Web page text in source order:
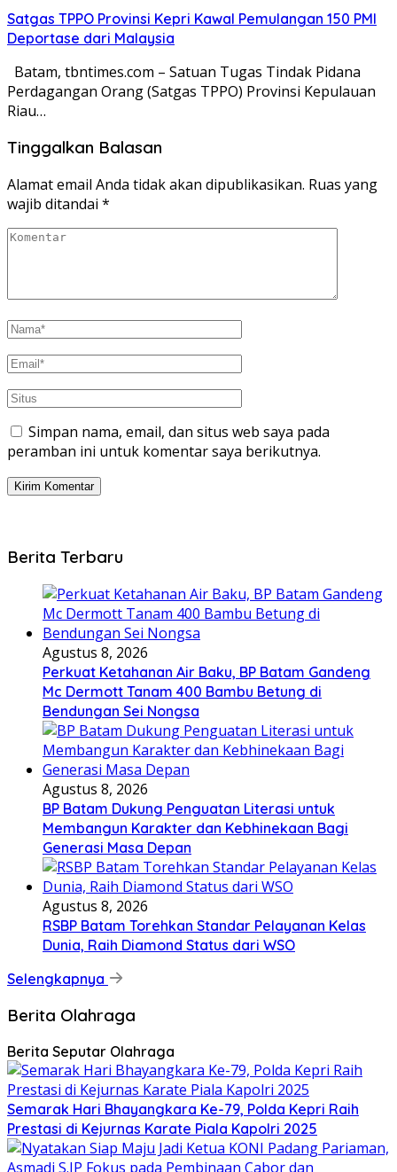
Satgas TPPO Provinsi Kepri Kawal Pemulangan 150 PMI
Deportase dari Malaysia
Batam, tbntimes.com – Satuan Tugas Tindak Pidana
Perdagangan Orang (Satgas TPPO) Provinsi Kepulauan
Riau…
Tinggalkan Balasan
Alamat email Anda tidak akan dipublikasikan. Ruas yang
wajib ditandai *
Simpan nama, email, dan situs web saya pada
peramban ini untuk komentar saya berikutnya.
Berita Terbaru
Agustus 8, 2026
Perkuat Ketahanan Air Baku, BP Batam Gandeng
Mc Dermott Tanam 400 Bambu Betung di
Bendungan Sei Nongsa
Agustus 8, 2026
BP Batam Dukung Penguatan Literasi untuk
Membangun Karakter dan Kebhinekaan Bagi
Generasi Masa Depan
Agustus 8, 2026
RSBP Batam Torehkan Standar Pelayanan Kelas
Dunia, Raih Diamond Status dari WSO
Selengkapnya
Berita Olahraga
Berita Seputar Olahraga
Semarak Hari Bhayangkara Ke-79, Polda Kepri Raih
Prestasi di Kejurnas Karate Piala Kapolri 2025